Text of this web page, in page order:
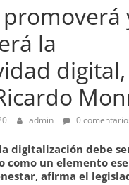
la
digital,
admin 0
la digitalización debe
como un elemento
afirma el